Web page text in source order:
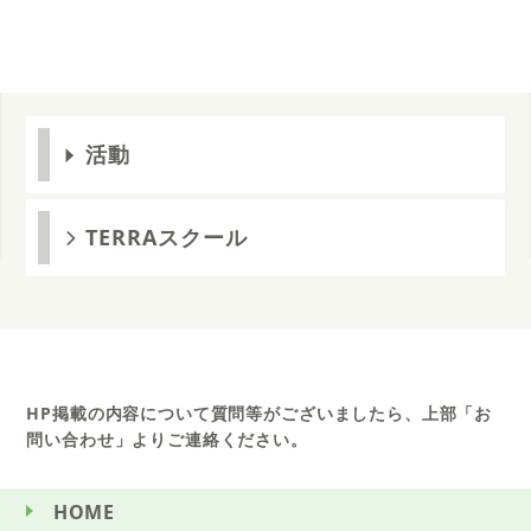
活動
TERRAスクール
HP掲載の内容について質問等がございましたら、上部「お
問い合わせ」よりご連絡ください。
HOME